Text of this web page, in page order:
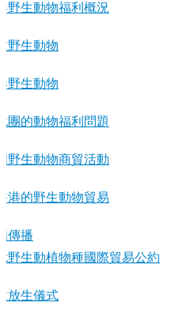
野生動物福利概況
野生動物
野生動物
團的動物福利問題
野生動物商貿活動
港的野生動物貿易
傳播
野生動植物種國際貿易公約
放生儀式